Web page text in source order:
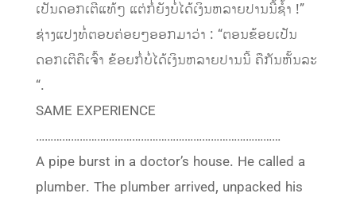
ເປັນດອກເຕີແທ້ໆ ແຕ່ກໍ່ຍັງບໍ່ໄດ້ເງິນຫລາຍປານນີ້ຊໍ້າ !”
ຊ່າງແປງທໍ່ຕອບຄ່ອຍໆອອກມາວ່າ : “ຕອນຂ້ອຍເປັນ
ດອກເຕີຄືເຈົ້າ ຂ້ອຍກໍ່ບໍ່ໄດ້ເງິນຫລາຍປານນີ້ ຄືກັນຫັ້ນລະ
“.
SAME EXPERIENCE
…………………………………………………………………………
A pipe burst in a doctor’s house. He called a
plumber. The plumber arrived, unpacked his